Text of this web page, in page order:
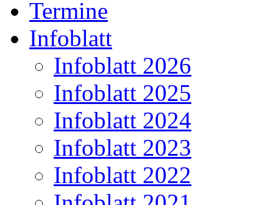
Termine
Infoblatt
Infoblatt 2026
Infoblatt 2025
Infoblatt 2024
Infoblatt 2023
Infoblatt 2022